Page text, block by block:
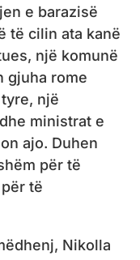
e barazisë
të cilin ata kanë
një komunë
gjuha rome
një
ministrat e
ajo. Duhen
për të
të
Nikolla